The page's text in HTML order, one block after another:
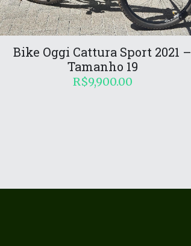
Bike Oggi Cattura Sport 2021 –
Tamanho 19
R$9,900.00